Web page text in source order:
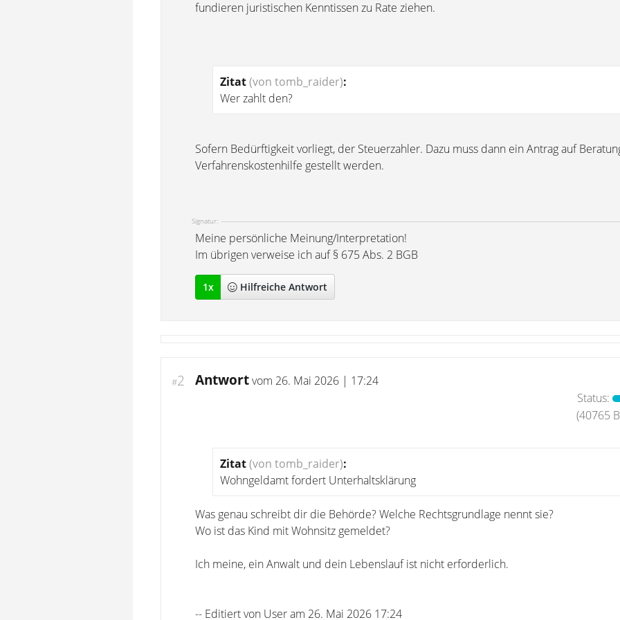
fundieren juristischen Kenntissen zu Rate ziehen.
Zitat(von tomb_raider):
Wer zahlt den?
Sofern Bedürftigkeit vorliegt, der Steuerzahler. Dazu muss dann ein Antrag auf
Verfahrenskostenhilfe gestellt werden.
Signatur:
Meine persönliche Meinung/Interpretation!
Im übrigen verweise ich auf § 675 Abs. 2 BGB
1x Hilfreiche Antwort
#2 Antwortvom 26. Mai 2026 | 17:24
Status:
(40765
Zitat(von tomb_raider):
Wohngeldamt fordert Unterhaltsklärung
Was genau schreibt dir die Behörde? Welche Rechtsgrundlage nennt sie?
Wo ist das Kind mit Wohnsitz gemeldet?
Ich meine, ein Anwalt und dein Lebenslauf ist nicht erforderlich.
-- Editiert von User am 26. Mai 2026 17:24